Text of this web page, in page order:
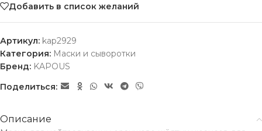
Добавить в список желаний
Артикул: kap2929
Категория: Маски и сыворотки
Бренд: KAPOUS
Поделиться:
Описание